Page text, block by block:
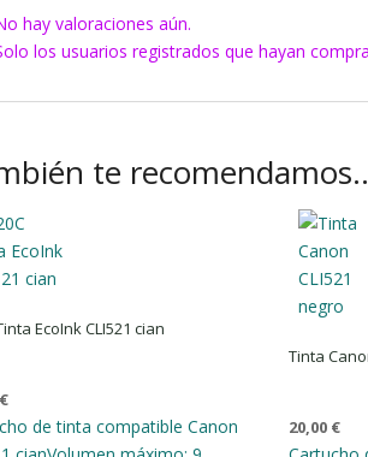
hay valoraciones aún.
los usuarios registrados que hayan
te
EcoInk CLI521 cian
€
de tinta compatible Canon
Tinta
20,00 €